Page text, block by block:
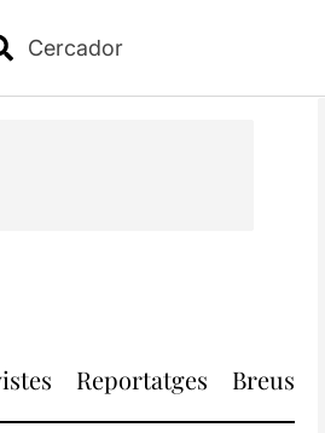
Reportatges Breus